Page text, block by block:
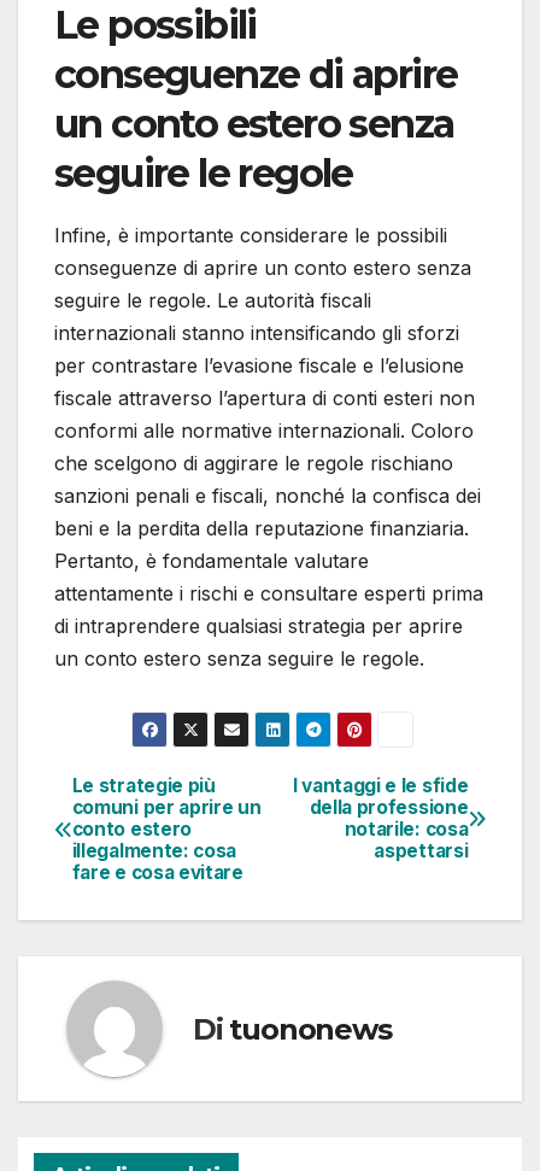
Le possibili
conseguenze di aprire
un conto estero senza
seguire le regole
Infine, è importante considerare le possibili
conseguenze di aprire un conto estero senza
seguire le regole. Le autorità fiscali
internazionali stanno intensificando gli sforzi
per contrastare l’evasione fiscale e l’elusione
fiscale attraverso l’apertura di conti esteri non
conformi alle normative internazionali. Coloro
che scelgono di aggirare le regole rischiano
sanzioni penali e fiscali, nonché la confisca dei
beni e la perdita della reputazione finanziaria.
Pertanto, è fondamentale valutare
attentamente i rischi e consultare esperti prima
di intraprendere qualsiasi strategia per aprire
un conto estero senza seguire le regole.
Navigazione
articoli
I vantaggi e le sfide
della professione
notarile: cosa
aspettarsi
Le strategie più
comuni per aprire un
conto estero
illegalmente: cosa
fare e cosa evitare
Di tuononews